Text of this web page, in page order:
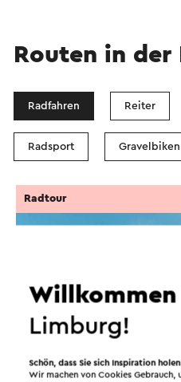
Routen in der
Radfahren Reiter
Radsport Gravelbiken
Radtour
Willkommen
Limburg!
Schön, dass Sie sich Inspiration
Wir machen von Cookies Gebrauch,